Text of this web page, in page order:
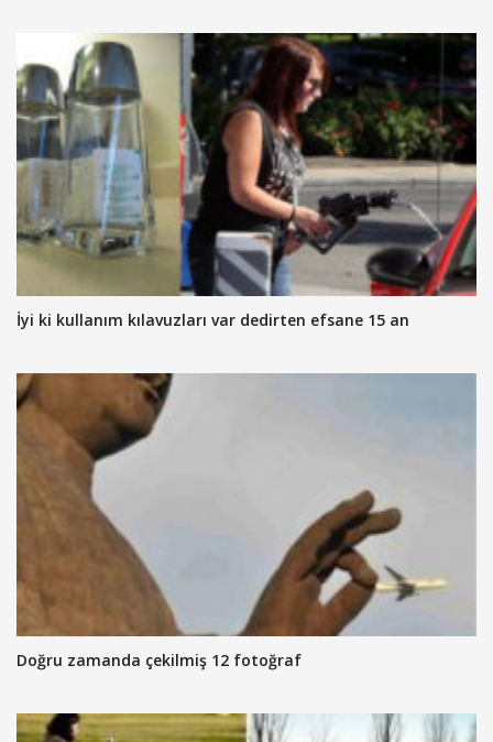
İyi ki kullanım kılavuzları var dedirten efsane 15 an
Doğru zamanda çekilmiş 12 fotoğraf